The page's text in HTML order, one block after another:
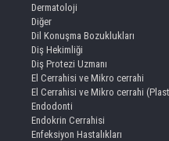
Dermatoloji
Diğer
Dil Konuşma Bozuklukları
Diş Hekimliği
Diş Protezi Uzmanı
El Cerrahisi ve Mikro cerrahi
El Cerrahisi ve Mikro cerrahi
Endodonti
Endokrin Cerrahisi
Enfeksiyon Hastalıkları